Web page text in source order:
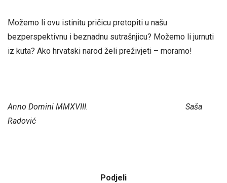
Možemo li ovu istinitu pričicu pretopiti u našu
bezperspektivnu i beznadnu sutrašnjicu? Možemo li jurnuti
iz kuta? Ako hrvatski narod želi preživjeti – moramo!
Anno Domini MMXVIII. Saša
Radović
Podjeli